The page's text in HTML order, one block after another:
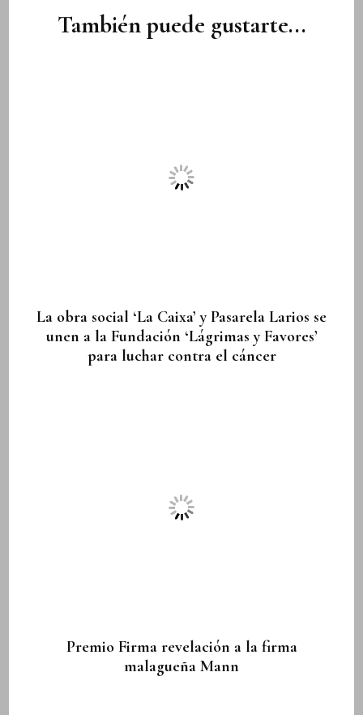
entradas
También puede gustarte...
La obra social ‘La Caixa’ y Pasarela Larios se
unen a la Fundación ‘Lágrimas y Favores’
para luchar contra el cáncer
Premio Firma revelación a la firma
malagueña Mann